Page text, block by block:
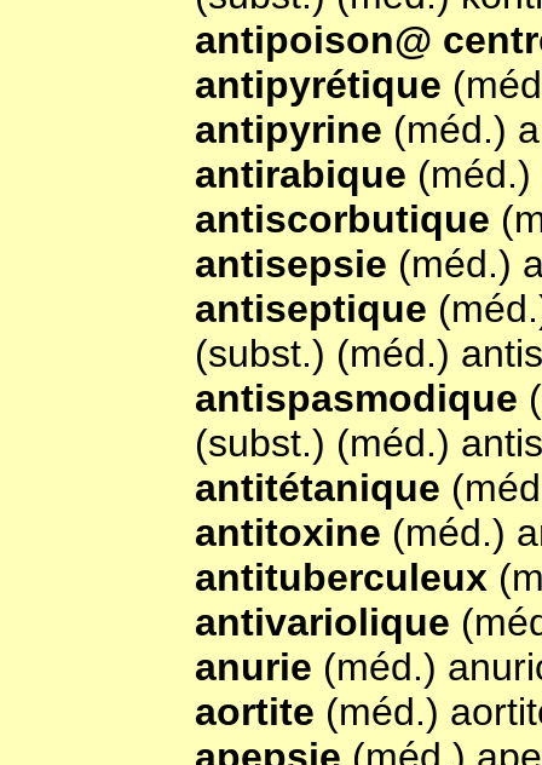
antipoison@
antipyrétique
antipyrine (méd.)
antirabique
antiscorbutique
antisepsie (méd.)
antiseptique
(subst.) (méd.)
antispasmodique
(subst.) (méd.)
antitétanique
antitoxine (méd.)
antituberculeux
antivariolique
anurie (méd.)
aortite (méd.)